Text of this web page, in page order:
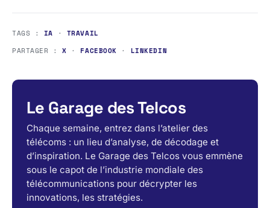
TAGS : IA · TRAVAIL
PARTAGER :X · FACEBOOK · LINKEDIN
Le Garage des Telcos
Chaque semaine, entrez dans l’atelier des
télécoms : un lieu d’analyse, de décodage et
d’inspiration. Le Garage des Telcos vous emmène
sous le capot de l’industrie mondiale des
télécommunications pour décrypter les
innovations, les stratégies.